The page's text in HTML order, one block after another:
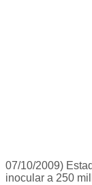
07/10/2009)
inocular a 250